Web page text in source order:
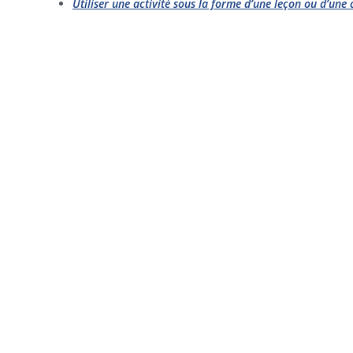
Utiliser une activité sous la forme d’une leçon ou d’une